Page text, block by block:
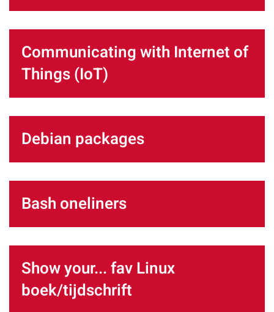
Communicating with Internet of
Things (IoT)
Debian packages
Bash oneliners
Show your... fav Linux
boek/tijdschrift